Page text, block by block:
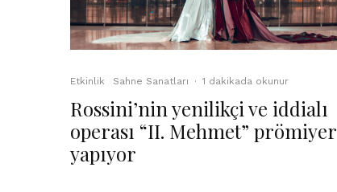
Etkinlik Sahne Sanatları · 1 dakikada okunur
Rossini’nin yenilikçi ve iddialı
operası “II. Mehmet” prömiyer
yapıyor